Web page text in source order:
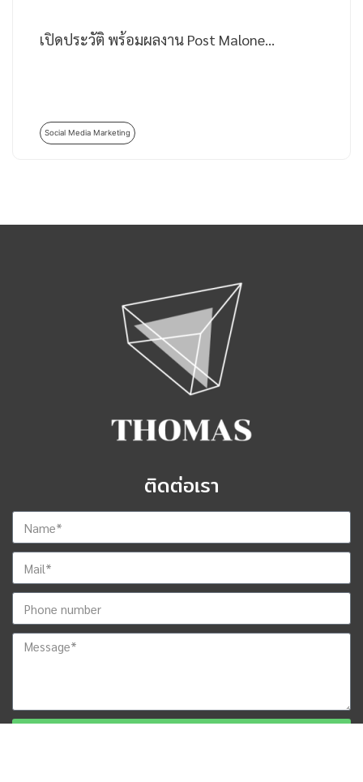
เปิดประวัติ พร้อมผลงาน Post Malone…
Social Media Marketing
ติดต่อเรา